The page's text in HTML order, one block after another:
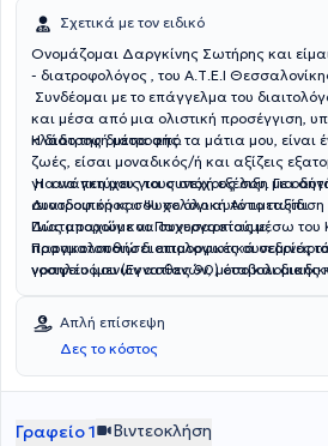
Σχετικά με τον ειδικό
Ονομάζομαι Δαργκίνης Σωτήρης και
- διατροφολόγος , του Α.Τ.Ε.Ι
Συνδέομαι με το επάγγελμα του
και μέσα από μια ολιστική προσέγγιση,
κλάδο της διατροφής.
Η διατροφή μέσα από τα μάτια μου, είναι
ζωές, είσαι μοναδικός/ή και αξίζεις
για να πετύχεις τους στόχους σου. Για
συνοδοιπόρος σου σε όλο αυτό το ταξίδι.
Η ανάγκη μου για συνεχή εξέλιξη με
Διατροφική και Ψυχολογική
Διαταραχών και Παχυσαρκίας μέσω
παρακολουθήσει επιμορφωτικά
νοσηλευόμενων ασθενών, μεταβολομικής
αθλητική διατροφή και στον
κατάρτισή μου στον ωτοβελονισμό στοχεύω
στρες, της πείνας και του μεταβολισμού.
παρακολουθήσει πληθώρα σεμιναρίων
Πώς μπορούμε να συνεργαστούμε;
Πραγματοποιώ διαιτολογικές συνεδρίες
γραφείο μου (Εγνατίας 90) όσο και
Απλή επίσκεψη
Δες το κόστος
Γραφείο 1 Βιντεοκλήση